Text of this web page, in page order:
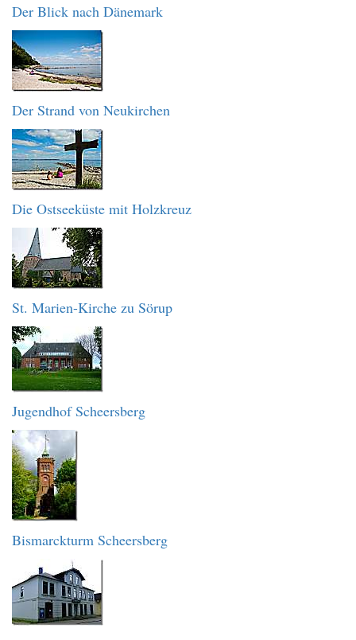
Der Blick nach Dänemark
Der Strand von Neukirchen
Die Ostseeküste mit Holzkreuz
St. Marien-Kirche zu Sörup
Jugendhof Scheersberg
Bismarckturm Scheersberg